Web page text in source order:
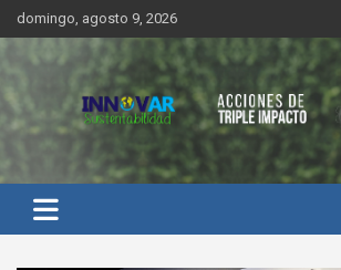
Saltar
al
contenido
domingo, agosto 9, 2026
Innovar